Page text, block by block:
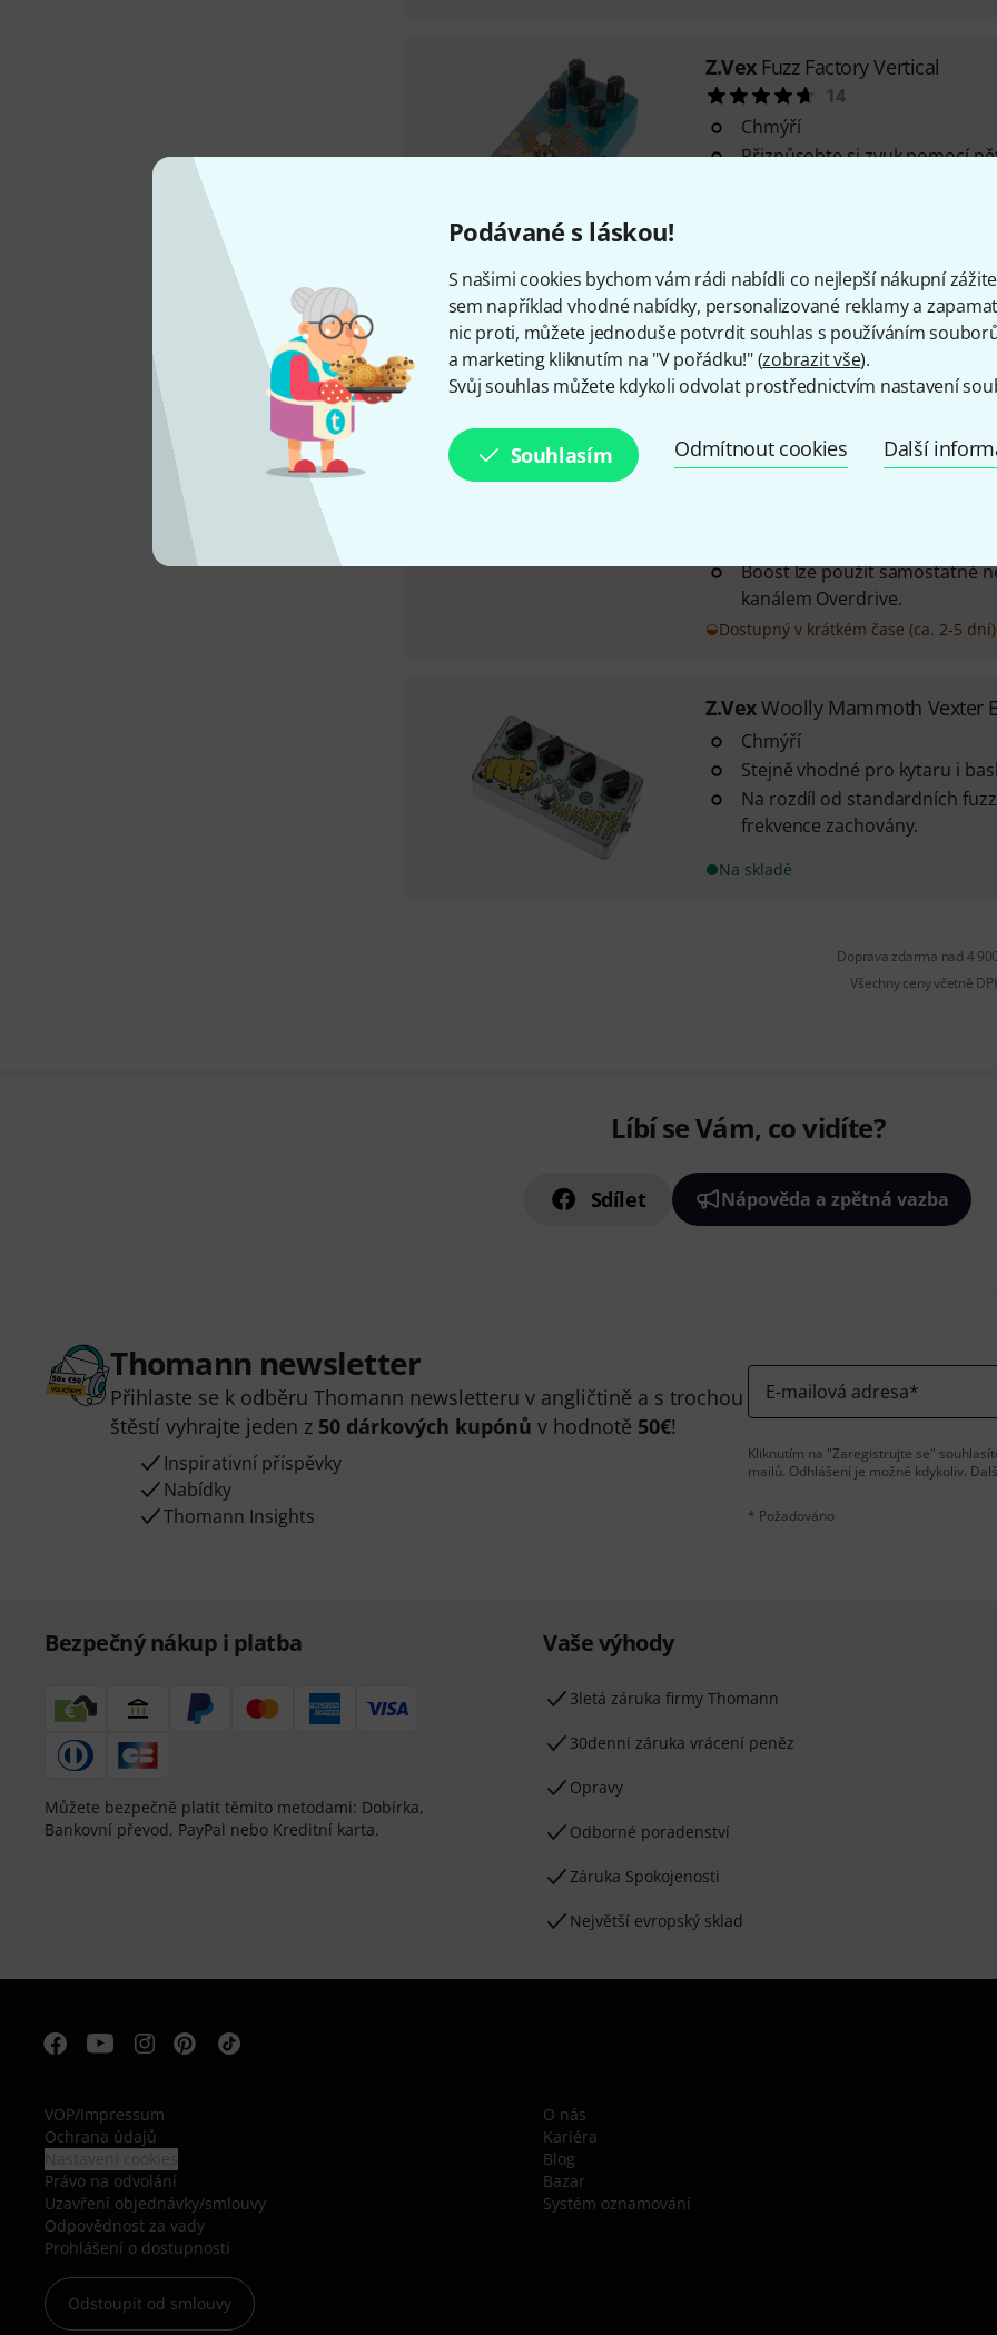
Podávané s láskou!
S našimi cookies bychom vám rádi nabídli co nejlepší nákupní
sem například vhodné nabídky, personalizované reklamy a
nic proti, můžete jednoduše potvrdit souhlas s používáním
a marketing kliknutím na "V pořádku!" (zobrazit vše).
Svůj souhlas můžete kdykoli odvolat prostřednictvím nastavení
Souhlasím Odmítnout cookies Další
Z.Vex Fuzz Factory Vertical
14
Chmýří
Přizpůsobte si zvuk pomocí
Na skladě
Z.VexBox of Rock Vexter
95
maximum.
Boost lze použít samostatně
kanálem Overdrive.
Dostupný v krátkém čase (ca. 2-5 dní)
Z.VexWoolly Mammoth Vexter
Chmýří
Stejně vhodné pro kytaru i
Na rozdíl od standardních
frekvence zachovány.
Na skladě
Doprava zdarma nad 4
Všechny ceny včetně
Líbí se Vám, co vidíte?
Sdílet Nápověda a zpětná vazba
Thomann newsletter
Přihlaste se k odběru Thomann newsletteru v angličtině a s trochou
štěstí vyhrajte jeden z 50 dárkových kupónů v hodnotě 50€!
Inspirativní příspěvky
Nabídky
Thomann Insights
E-mailová adresa*
Kliknutím na "Zaregistrujte se"
mailů. Odhlášení je možné kdykoliv.
* Požadováno
Bezpečný nákup i platba
Můžete bezpečně platit těmito metodami: Dobírka,
Bankovní převod, PayPal nebo Kreditní karta.
Vaše výhody
3letá záruka firmy Thomann
30denní záruka vrácení peněz
Opravy
Odborné poradenství
Záruka Spokojenosti
Největší evropský sklad
VOP/Impressum
Ochrana údajů
Právo na odvolání
Uzavření objednávky/smlouvy
Odpovědnost za vady
Prohlášení o dostupnosti
Odstoupit od smlouvy
O nás
Kariéra
Blog
Bazar
Systém oznamování